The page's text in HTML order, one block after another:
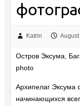
Katrin
Остров Эксума,
photo
Архипелаг Эксума
начинающихся